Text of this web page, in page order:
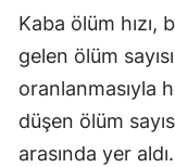
Kaba ölüm hızı,
gelen ölüm
oranlanmasıyla
düşen ölüm
arasında yer aldı.